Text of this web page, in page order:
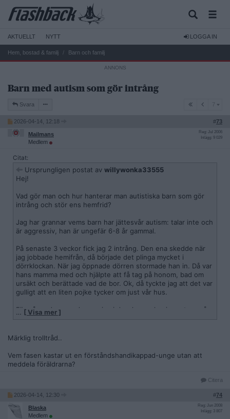
AKTUELLT NYTT LOGGA IN
Hem, bostad & familj Barn och familj
Barn med autism som gör intrång
Svara
2026-04-14, 12:18 #73
Mailmans
Medlem
Reg: Jul 2006
Inlägg: 9 029
Citat:
Ursprungligen postat av willywonka33555
Hej!
Vad gör man och hur hanterar man autistiska barn som gör
intrång och stör ens hemfrid?
Jag har grannar vems barn har jättesvår autism: talar inte och
är aggressiv, han är ungefär 6-8 år gammal.
På senaste 3 veckor fick jag 2 intrång. Den ena skedde när
jag jobbade hemifrån, då började det plinga mycket i
dörrklockan. När jag öppnade dörren stormade han in. Då var
hans mamma med och hjälpte att få tag på honom, bad om
ursäkt och berättade vad de bor. Ok, då tyckte jag att det var
gulligt att en liten pojke tycker om just vår hus.
För några dagar sedan var jag i duschen och min partner på
baksidan av vår trägård när det plingade i dörren. När jag gick
vår säng, ute på vår balkong. Vi försökte att leda ut honom,
men då började han skrika, slå sig själv, satt sig på rumpan
och vägrade röra på sig. Efter 10 minuter fick vi ut honom
och låste dörren, men då fortsatte han stå utanför och
Vad fan gör man? Som sagt är pojken 6-8år, mamman verkar
göra sitt bästa men det stör oss och man känner sig inte
längre trygg i sitt eget hem.
… [ Visa mer ]
Märklig trolltråd..
Vem fasen kastar ut en förståndshandikappad-unge utan att
meddela föräldrarna?
Citera
2026-04-14, 12:30 #74
Blaska
Medlem
Reg: Jun 2008
Inlägg: 3 807